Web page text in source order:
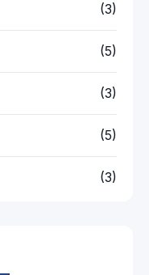
(3)
(5)
(3)
(5)
(3)